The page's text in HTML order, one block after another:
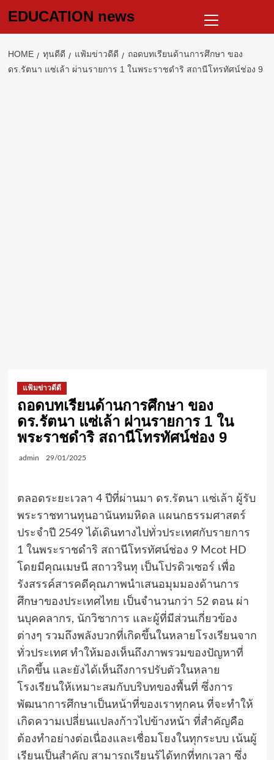
EDUCATION news
Menu
HOME ทุนดีดี แฟ้มข่าวดีดี
ถอดบทเรียนด้านการศึกษา ของ
ดร.รัตนา แซ่เล้า ผ่านรายการ 1 ในพระราชดำริ สถานีโทรทัศน์ช่อง 9
แฟ้มข่าวดีดี
ถอดบทเรียนด้านการศึกษา ของ
ดร.รัตนา แซ่เล้า ผ่านรายการ 1 ใน
พระราชดำริ สถานีโทรทัศน์ช่อง 9
admin 29/01/2025
ตลอดระยะเวลา 4 ปีที่ผ่านมา ดร.รัตนา แซ่เล้า ผู้รับ
พระราชทานทุนอานันทมหิดล แผนกธรรมศาสตร์
ประจำปี 2549 ได้เดินทางไปทั่วประเทศกับรายการ
1 ในพระราชดำริ สถานีโทรทัศน์ช่อง 9 Mcot HD
โดยมีคุณเมษนี สถาวรินทุ เป็นโปรดิวเซอร์ เพื่อ
รังสรรค์สารคดีคุณภาพนำเสนอมุมมองด้านการ
ศึกษาของประเทศไทย เป็นจำนวนกว่า 52 ตอน ผ่า
นบุคคลากร, นักวิชาการ และผู้ที่มีส่วนเกี่ยวข้อง
ต่างๆ รวมถึงพลังบวกที่เกิดขึ้นในหลายโรงเรียนจาก
ทั่วประเทศ ทำให้มองเห็นถึงภาพรวมของปัญหาที่
เกิดขึ้น และยังได้เห็นถึงการปรับตัวในหลาย
โรงเรียนให้เหมาะสมกับบริบทของพื้นที่ ซึ่งการ
พัฒนาการศึกษาเป็นหน้าที่ของเราทุกคน ที่จะทำให้
เกิดความเปลี่ยนแปลงก้าวไปข้างหน้า ที่สำคัญคือ
ต้องทำอย่างต่อเนื่องและเชื่อมโยงในทุกระบบ เน้นผู้
เรียนเป็นสำคัญ สามารถเรียนรู้ได้ทุกที่ทุกเวลา ซึ่ง